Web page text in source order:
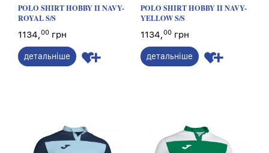
POLO SHIRT HOBBY II NAVY-
ROYAL S/S
1134,00 грн
детальніше
POLO SHIRT HOBBY II NAVY-
YELLOW S/S
1134,00 грн
детальніше